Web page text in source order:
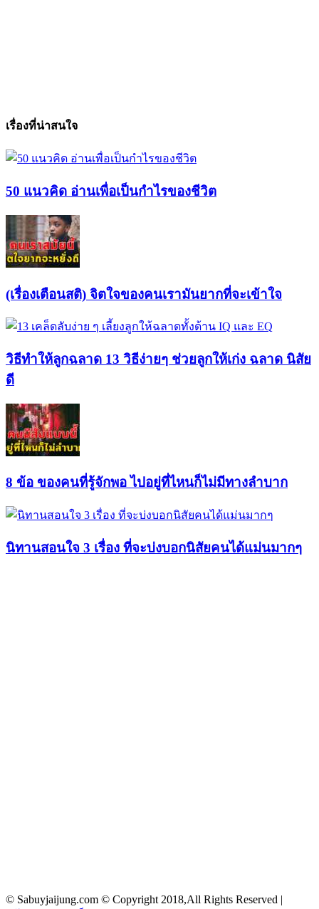
เรื่องที่น่าสนใจ
50 แนวคิด อ่านเพื่อเป็นกำไรของชีวิต
(เรื่องเตือนสติ) จิตใจของคนเรามันยากที่จะเข้าใจ
วิธีทำให้ลูกฉลาด 13 วิธีง่ายๆ ช่วยลูกให้เก่ง ฉลาด นิสัย
ดี
8 ข้อ ของคนที่รู้จักพอ ไปอยู่ที่ไหนก็ไม่มีทางลำบาก
นิทานสอนใจ 3 เรื่อง ที่จะบ่งบอกนิสัยคนได้แม่นมากๆ
© Sabuyjaijung.com © Copyright 2018,All Rights Reserved |